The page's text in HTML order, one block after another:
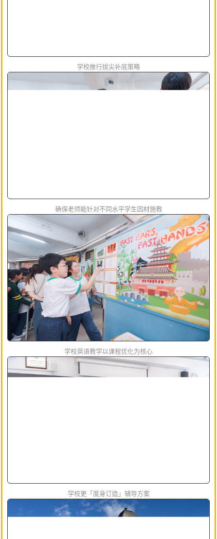
学校推行拔尖补底策略
确保老师能针对不同水平学生因材施教
学校英语教学以课程优化为核心
学校更「度身订造」辅导方案